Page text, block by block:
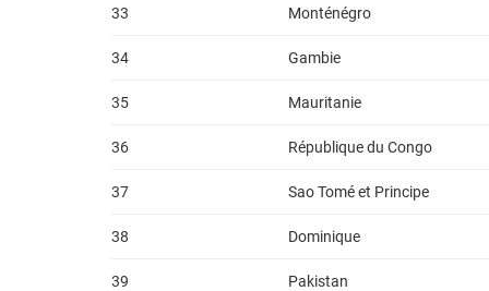
33 Monténégro
34 Gambie
35 Mauritanie
36 République du Congo
37 Sao Tomé et Principe
38 Dominique
39 Pakistan